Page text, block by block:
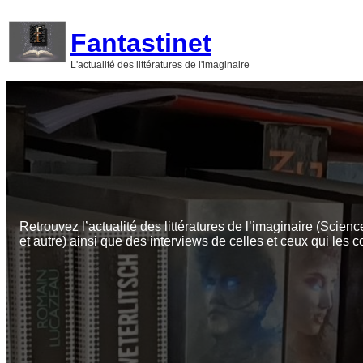
contenu
Fantastinet
L'actualité des littératures de l'imaginaire
Retrouvez l’actualité des littératures de l’imaginaire
et autre) ainsi que des interviews de celles et ceux qui les